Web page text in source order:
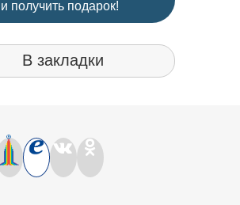
и получить подарок!
В закладки